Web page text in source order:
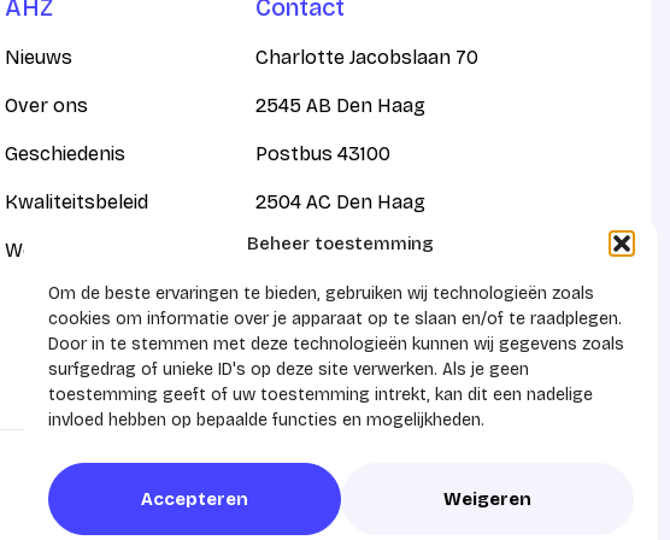
Beheer toestemming
Om de beste ervaringen te bieden, gebruiken wij technologieën zoals
cookies om informatie over je apparaat op te slaan en/of te raadplegen.
Door in te stemmen met deze technologieën kunnen wij gegevens zoals
surfgedrag of unieke ID's op deze site verwerken. Als je geen
toestemming geeft of uw toestemming intrekt, kan dit een nadelige
invloed hebben op bepaalde functies en mogelijkheden.
Accepteren Weigeren
AHZ
Nieuws
Over ons
Geschiedenis
Kwaliteitsbeleid
Werken bij
Contact
Charlotte Jacobslaan 70
2545 AB Den Haag
Postbus 43100
2504 AC Den Haag
KVK 41159788
Realisatie door Zeker Zichtbaar